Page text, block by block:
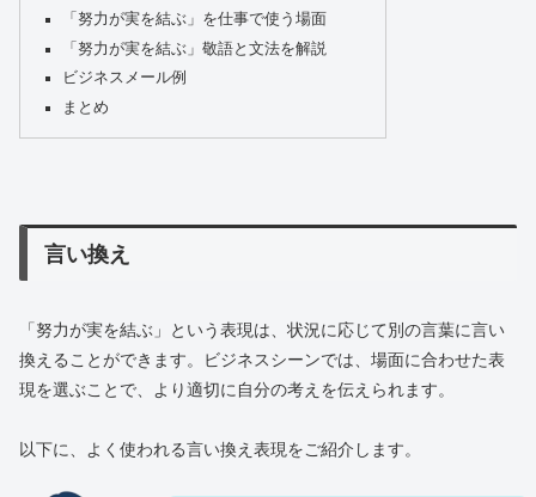
「努力が実を結ぶ」を仕事で使う場面
「努力が実を結ぶ」敬語と文法を解説
ビジネスメール例
まとめ
言い換え
「努力が実を結ぶ」という表現は、状況に応じて別の言葉に言い
換えることができます。ビジネスシーンでは、場面に合わせた表
現を選ぶことで、より適切に自分の考えを伝えられます。
以下に、よく使われる言い換え表現をご紹介します。